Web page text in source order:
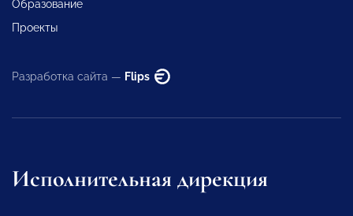
Образование
Проекты
Разработка сайта — Flips
Исполнительная дирекция